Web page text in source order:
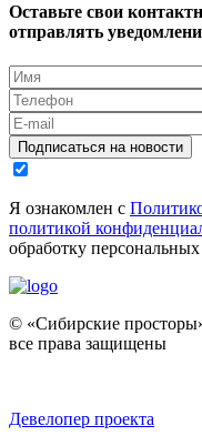
Оставьте свои
отправлять
Подписаться на новости
Я ознакомлен с
политикой
обработку
© «Сибирские
все права защищены
Девелопер проекта